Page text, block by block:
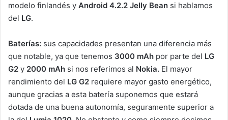
modelo finlandés y Android 4.2.2 Jelly Bean si hablamos
del LG.
Baterías: sus capacidades presentan una diferencia más
que notable, ya que tenemos 3000 mAh por parte del LG
G2 y 2000 mAh si nos referimos al Nokia. El mayor
rendimiento del LG G2 requiere mayor gasto energético,
aunque gracias a esta batería suponemos que estará
dotada de una buena autonomía, seguramente superior a